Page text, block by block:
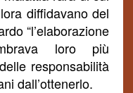
diffidavano del
“l’elaborazione
loro più
responsabilità
dall’ottenerlo.